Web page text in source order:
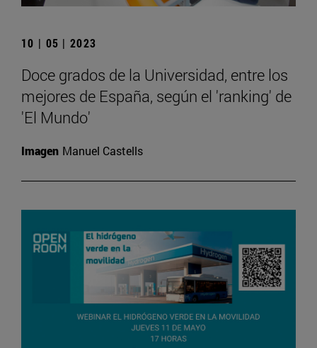
10 | 05 | 2023
Doce grados de la Universidad, entre los
mejores de España, según el 'ranking' de
'El Mundo'
Imagen Manuel Castells